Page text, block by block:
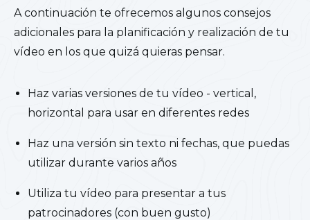
A continuación te ofrecemos algunos consejos
adicionales para la planificación y realización de tu
vídeo en los que quizá quieras pensar.
Haz varias versiones de tu vídeo - vertical,
horizontal para usar en diferentes redes
Haz una versión sin texto ni fechas, que puedas
utilizar durante varios años
Utiliza tu vídeo para presentar a tus
patrocinadores (con buen gusto)